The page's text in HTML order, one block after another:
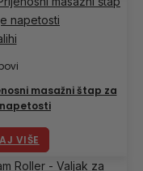
masažni štap za
VIŠE